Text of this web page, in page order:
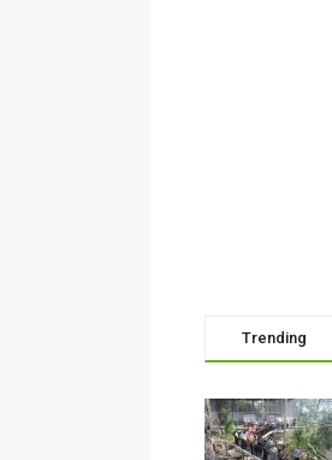
Trending